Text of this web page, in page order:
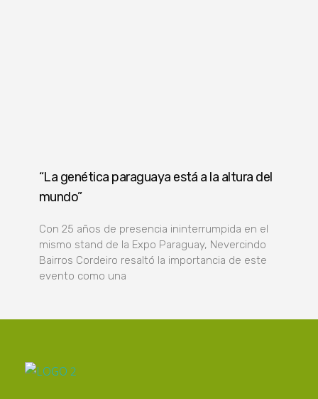
“La genética paraguaya está a la altura del
mundo”
Con 25 años de presencia ininterrumpida en el
mismo stand de la Expo Paraguay, Nevercindo
Bairros Cordeiro resaltó la importancia de este
evento como una